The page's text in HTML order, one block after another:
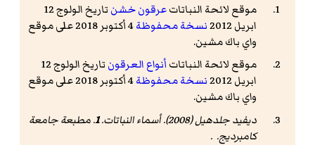
موقع لائحة النباتاتعرقون خشن
تاريخ الولوج 12
ابريل 2012
نسخة محفوظة
4 أكتوبر 2018 على موقع
واي باك مشين.
موقع لائحة النباتاتأنواع العرقون
تاريخ الولوج 12
ابريل 2012
نسخة محفوظة
4 أكتوبر 2018 على موقع
واي باك مشين.
ديفيد جلدهيل (2008).
أسماء النباتات.
1. مطبعة جامعة
كامبرديج. .